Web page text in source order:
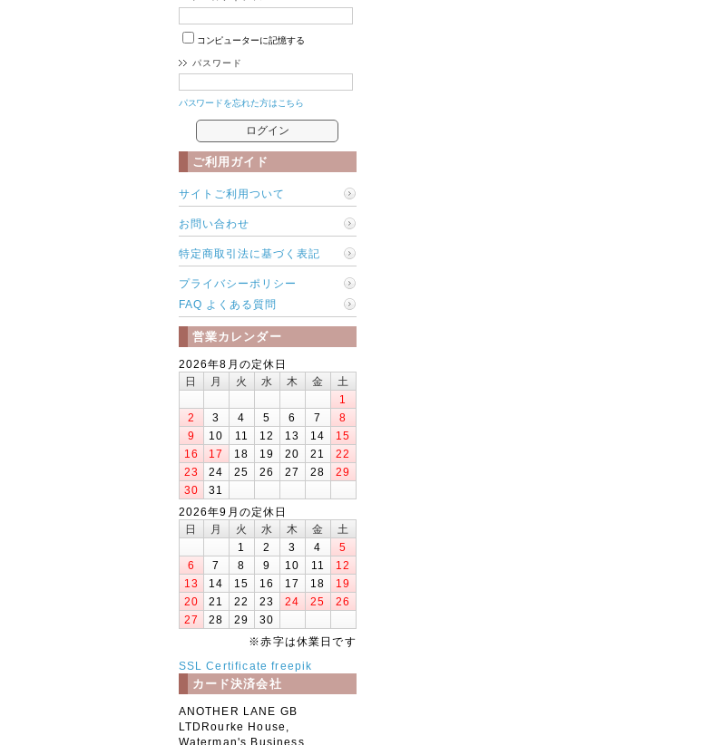
コンピューターに記憶する
パスワード
パスワードを忘れた方はこちら
ご利用ガイド
サイトご利用ついて
お問い合わせ
特定商取引法に基づく表記
プライバシーポリシー
FAQ よくある質問
営業カレンダー
2026年8月の定休日
日
月 火 水 木 金
土
1
2
3 4 5 6 7
8
9
10 11 12 13 14
15
16
17 18 19 20 21
22
23
24 25 26 27 28
29
30
31
2026年9月の定休日
日
月 火 水 木 金
土
1
2 3 4
5
6
7 8 9 10 11
12
13
14 15 16 17 18
19
20
21 22 23 24 25
26
27
28 29
30
※赤字は休業日です
SSL Certificate freepik
カード決済会社
ANOTHER LANE GB
LTDRourke House,
Waterman's Business